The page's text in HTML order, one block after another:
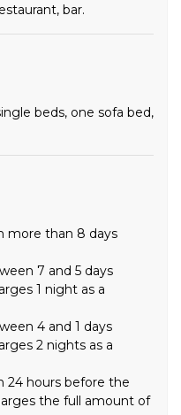
bar.
beds, one sofa bed,
more than 8 days
7 and 5 days
1 night as a
4 and 1 days
2 nights as a
24 hours before the
the full amount of